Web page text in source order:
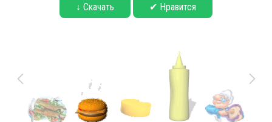
↓ Скачать ✔ Нравится